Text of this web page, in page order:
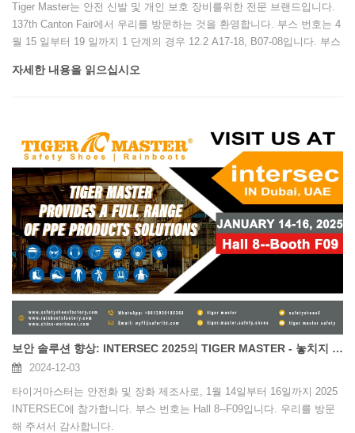
Tiger Master는 안전 신발 및 개인 보호 장비를위한 전문 브랜드입니다.
137th Canton Fair에서 우리를 방문하는 것을 환영합니다. 부스 번호는 4
월 15 일부터 19 일까지 1 단계의 경우 12.2 A17-18, B07-08입니다. 부스
자세한 내용을 읽으십시오
보안 솔루션 향상: INTERSEC 2025의 TIGER MASTER - 놓치지 마세요!
2024-12-03
타이거마스터는 안전화 및 장화 제조사로, 1월 14일부터 16일까지 2025
INTERSEC에 참가합니다. 부스 번호는 Hall 8--F09입니다. 우리를 방문
해 주셔서 감사합니다.